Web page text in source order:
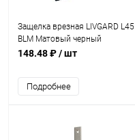
Защелка врезная LIVGARD L45
BLM Матовый черный
148.48 ₽/ шт
Подробнее